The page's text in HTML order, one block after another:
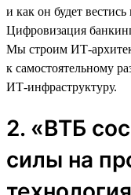
и как он будет
Цифровизация
Мы строим ИТ-
к самостоятельному
ИТ-инфраструктуру.
2. «ВТБ
силы на